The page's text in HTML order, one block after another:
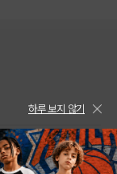
하루 보지 않기